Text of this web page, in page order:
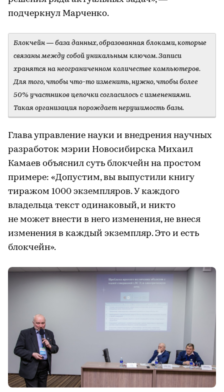
подчеркнул Марченко.
Блокчейн — база данных, образованная блоками, которые
связаны между собой уникальным ключом. Записи
хранятся на неограниченном количестве компьютеров.
Для того, чтобы что-то изменить, нужно, чтобы более
50% участников цепочки согласилось с изменениями.
Такая организация порождает нерушимость базы.
Глава управление науки и внедрения научных
разработок мэрии Новосибирска Михаил
Камаев объяснил суть блокчейн на простом
примере: «Допустим, вы выпустили книгу
тиражом 1000 экземпляров. У каждого
владельца текст одинаковый, и никто
не может внести в него изменения, не внеся
изменения в каждый экземпляр. Это и есть
блокчейн».